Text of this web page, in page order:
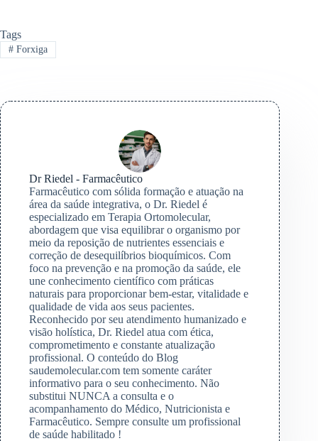
Tags
#Forxiga
Dr Riedel - Farmacêutico
Farmacêutico com sólida formação e atuação na
área da saúde integrativa, o Dr. Riedel é
especializado em Terapia Ortomolecular,
abordagem que visa equilibrar o organismo por
meio da reposição de nutrientes essenciais e
correção de desequilíbrios bioquímicos. Com
foco na prevenção e na promoção da saúde, ele
une conhecimento científico com práticas
naturais para proporcionar bem-estar, vitalidade e
qualidade de vida aos seus pacientes.
Reconhecido por seu atendimento humanizado e
visão holística, Dr. Riedel atua com ética,
comprometimento e constante atualização
profissional. O conteúdo do Blog
saudemolecular.com tem somente caráter
informativo para o seu conhecimento. Não
substitui NUNCA a consulta e o
acompanhamento do Médico, Nutricionista e
Farmacêutico. Sempre consulte um profissional
de saúde habilitado !